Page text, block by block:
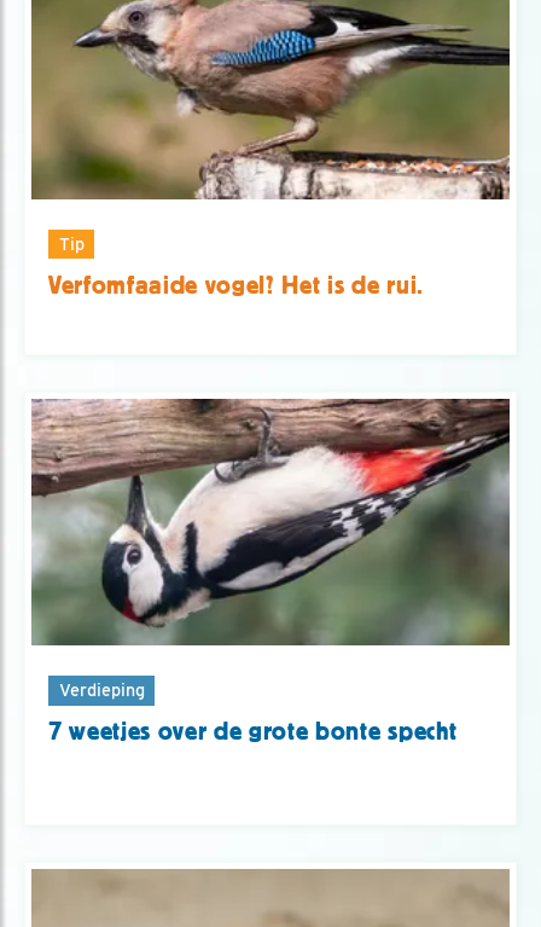
Tip
Verfomfaaide vogel? Het is de rui.
Verdieping
7 weetjes over de grote bonte specht